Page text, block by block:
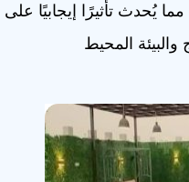
يُحدث تأثيرًا إيجابيًا على
والبيئة المحيط